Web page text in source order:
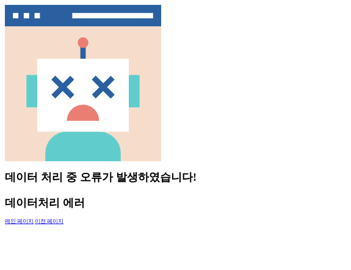
데이터 처리 중 오류가 발생하였습니다!
데이터처리 에러
메인 페이지 이전 페이지